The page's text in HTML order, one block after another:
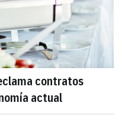
contratos
actual